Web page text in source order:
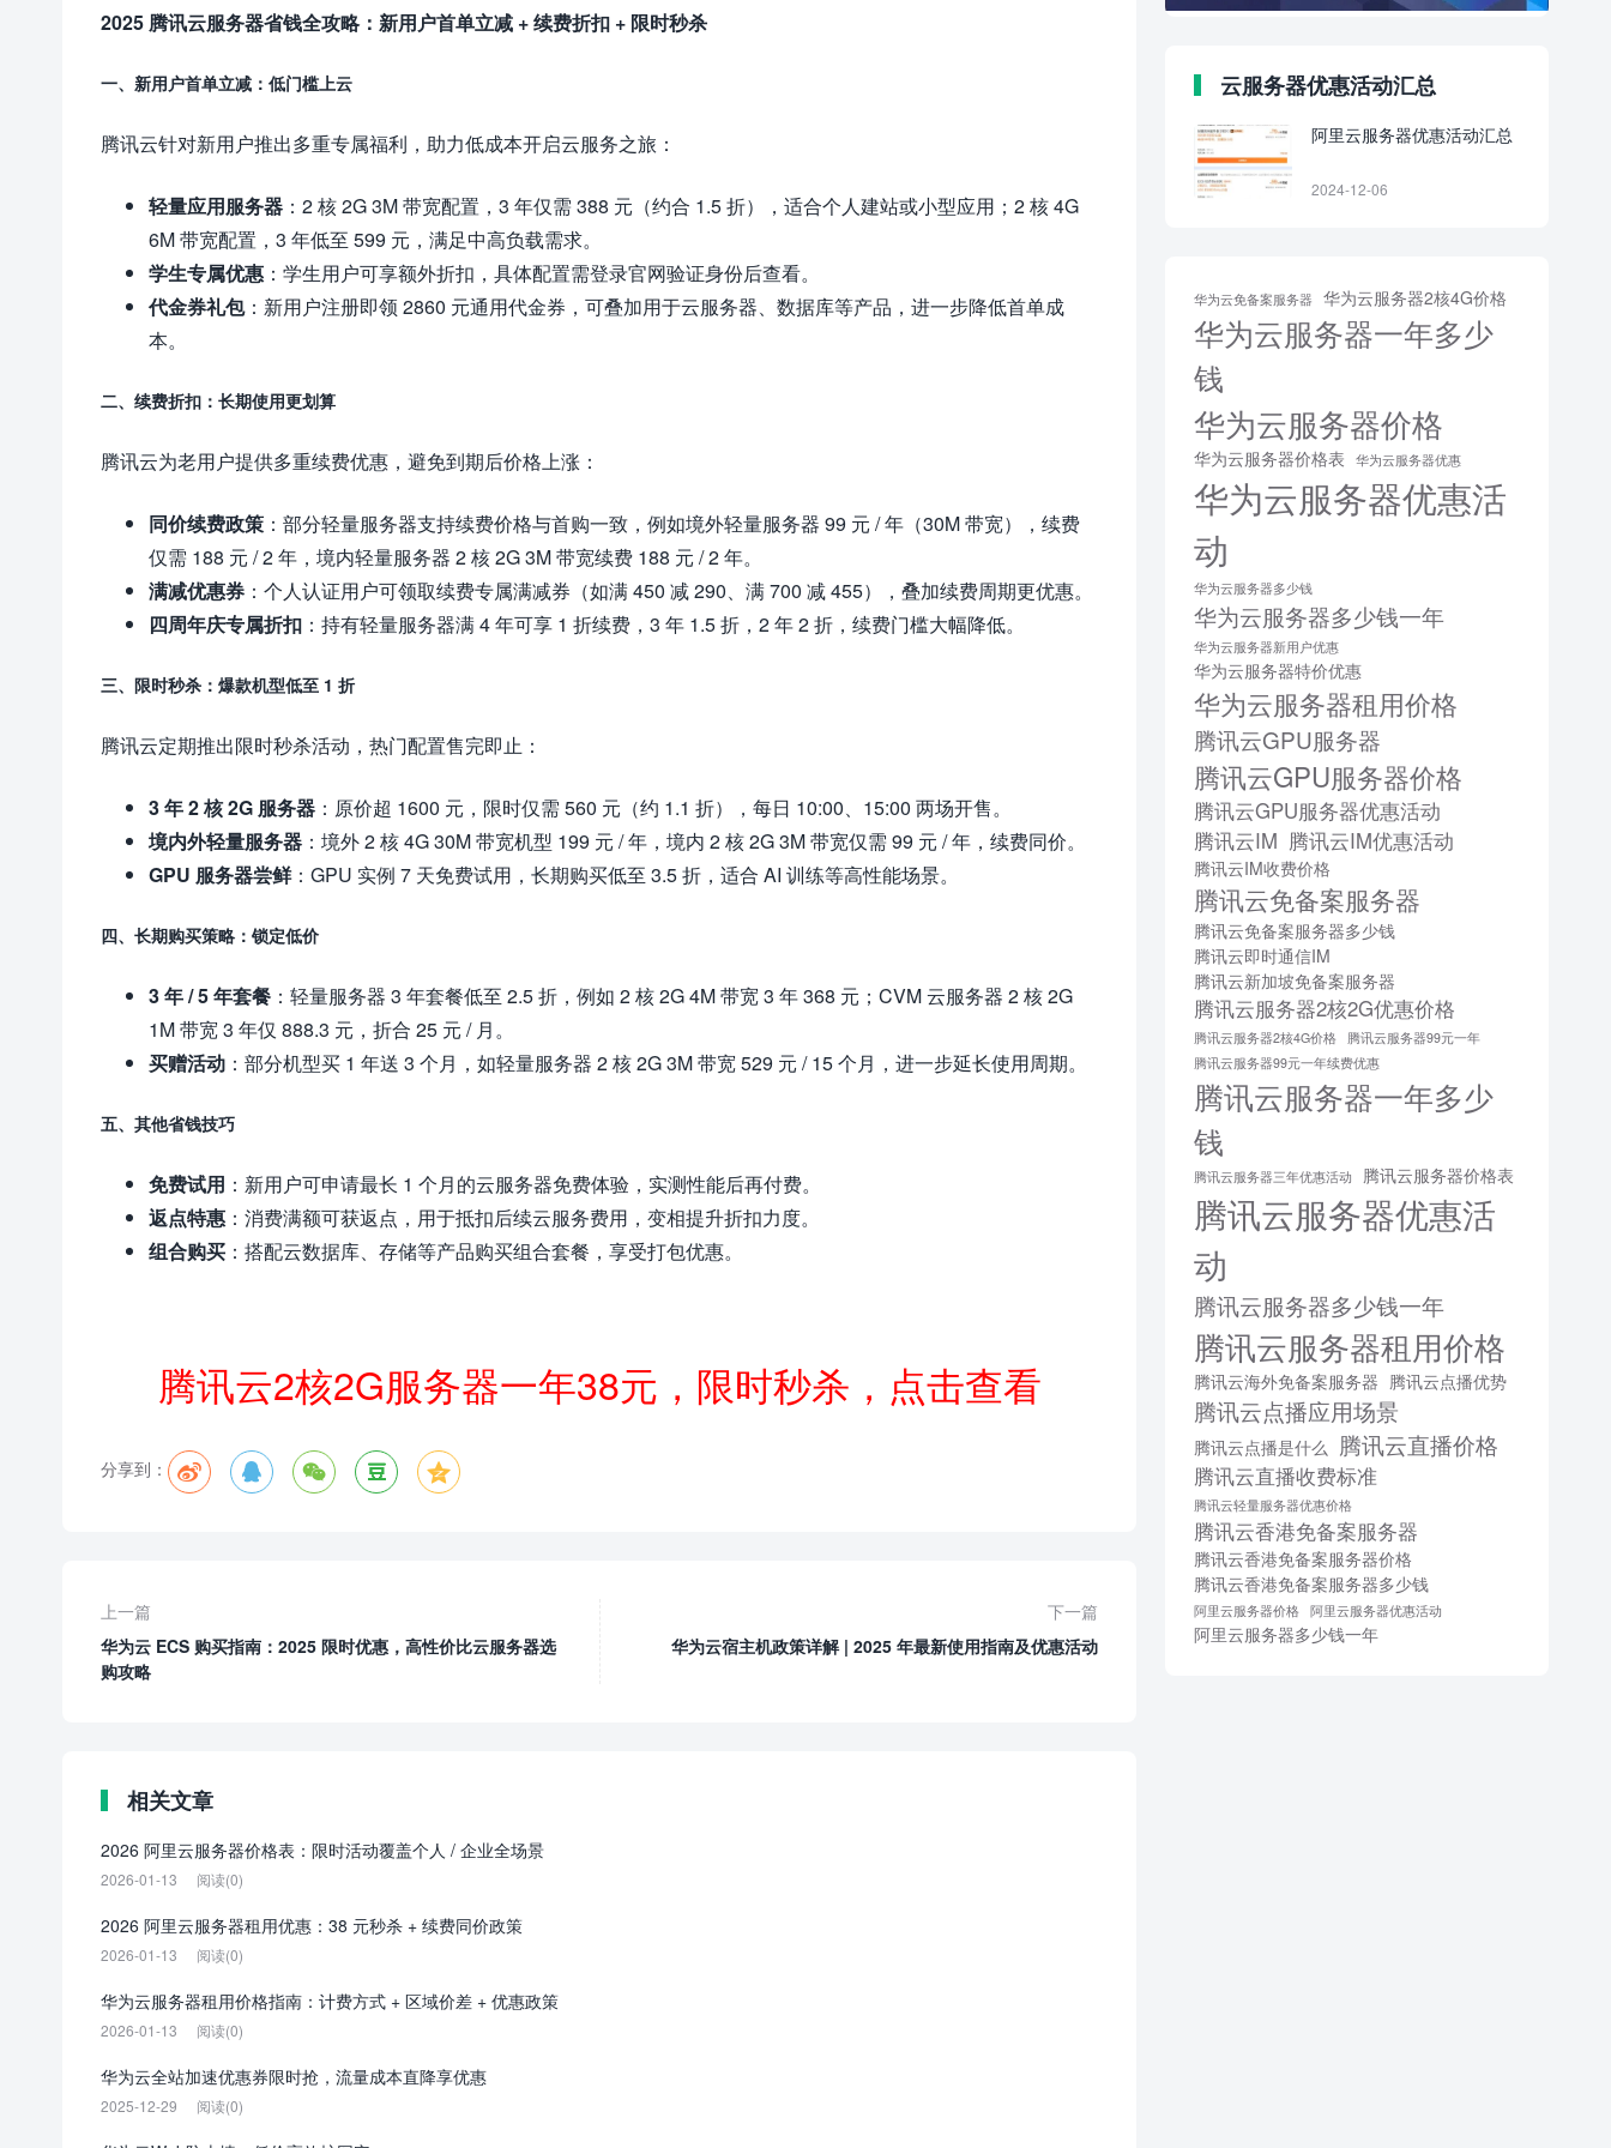
2025 腾讯云服务器省钱全攻略：新用户首单立减 + 续费折扣 + 限时秒杀
一、新用户首单立减：低门槛上云
腾讯云针对新用户推出多重专属福利，助力低成本开启云服务之旅：
轻量应用服务器 ：2 核 2G 3M 带宽配置，3 年仅需 388 元（约合 1.5 折），适合个人建站或小型应用；2 核 4G
6M 带宽配置，3 年低至 599 元，满足中高负载需求。
学生专属优惠 ：学生用户可享额外折扣，具体配置需登录官网验证身份后查看。
代金券礼包：新用户注册即领 2860 元通用代金券，可叠加用于云服务器、数据库等产品，进一步降低首单成
本。
二、续费折扣：长期使用更划算
腾讯云为老用户提供多重续费优惠，避免到期后价格上涨：
同价续费政策 ：部分轻量服务器支持续费价格与首购一致，例如境外轻量服务器 99 元 / 年（30M 带宽），续费
仅需 188 元 / 2 年，境内轻量服务器 2 核 2G 3M 带宽续费 188 元 / 2 年。
满减优惠券 ：个人认证用户可领取续费专属满减券（如满 450 减 290、满 700 减 455），叠加续费周期更优惠。
四周年庆专属折扣 ：持有轻量服务器满 4 年可享 1 折续费，3 年 1.5 折，2 年 2 折，续费门槛大幅降低。
三、限时秒杀：爆款机型低至 1 折
腾讯云定期推出限时秒杀活动，热门配置售完即止：
3 年 2 核 2G 服务器 ：原价超 1600 元，限时仅需 560 元（约 1.1 折），每日 10:00、15:00 两场开售。
境内外轻量服务器 ：境外 2 核 4G 30M 带宽机型 199 元 / 年，境内 2 核 2G 3M 带宽仅需 99 元 / 年，续费同价。
GPU 服务器尝鲜：GPU 实例 7 天免费试用，长期购买低至 3.5 折，适合 AI 训练等高性能场景。
四、长期购买策略：锁定低价
3 年 / 5 年套餐 ：轻量服务器 3 年套餐低至 2.5 折，例如 2 核 2G 4M 带宽 3 年 368 元；CVM 云服务器 2 核 2G
1M 带宽 3 年仅 888.3 元，折合 25 元 / 月。
买赠活动 ：部分机型买 1 年送 3 个月，如轻量服务器 2 核 2G 3M 带宽 529 元 / 15 个月，进一步延长使用周期。
五、其他省钱技巧
免费试用 ：新用户可申请最长 1 个月的云服务器免费体验，实测性能后再付费。
返点特惠 ：消费满额可获返点，用于抵扣后续云服务费用，变相提升折扣力度。
组合购买 ：搭配云数据库、存储等产品购买组合套餐，享受打包优惠。
腾讯云2核2G服务器一年38元，限时秒杀，点击查看
分享到：     
上一篇
华为云 ECS 购买指南：2025 限时优惠，高性价比云服务器选
购攻略
下一篇
华为云宿主机政策详解 | 2025 年最新使用指南及优惠活动
相关文章
2026 阿里云服务器价格表：限时活动覆盖个人 / 企业全场景
2026-01-13 阅读(0)
2026 阿里云服务器租用优惠：38 元秒杀 + 续费同价政策
2026-01-13 阅读(0)
华为云服务器租用价格指南：计费方式 + 区域价差 + 优惠政策
2026-01-13 阅读(0)
华为云全站加速优惠券限时抢，流量成本直降享优惠
2025-12-29 阅读(0)
云服务器优惠活动汇总
阿里云服务器优惠活动汇总
2024-12-06
华为云免备案服务器 华为云服务器2核4G价格
华为云服务器一年多少
钱
华为云服务器价格
华为云服务器价格表 华为云服务器优惠
华为云服务器优惠活
动
华为云服务器多少钱
华为云服务器多少钱一年
华为云服务器新用户优惠
华为云服务器特价优惠
华为云服务器租用价格
腾讯云GPU服务器
腾讯云GPU服务器价格
腾讯云GPU服务器优惠活动
腾讯云IM 腾讯云IM优惠活动
腾讯云IM收费价格
腾讯云免备案服务器
腾讯云免备案服务器多少钱
腾讯云即时通信IM
腾讯云新加坡免备案服务器
腾讯云服务器2核2G优惠价格
腾讯云服务器2核4G价格
腾讯云服务器99元一年
腾讯云服务器99元一年续费优惠
腾讯云服务器一年多少
钱
腾讯云服务器三年优惠活动 腾讯云服务器价格表
腾讯云服务器优惠活
动
腾讯云服务器多少钱一年
腾讯云服务器租用价格
腾讯云海外免备案服务器 腾讯云点播优势
腾讯云点播应用场景
腾讯云点播是什么 腾讯云直播价格
腾讯云直播收费标准
腾讯云轻量服务器优惠价格
腾讯云香港免备案服务器
腾讯云香港免备案服务器价格
腾讯云香港免备案服务器多少钱
阿里云服务器价格 阿里云服务器优惠活动
阿里云服务器多少钱一年